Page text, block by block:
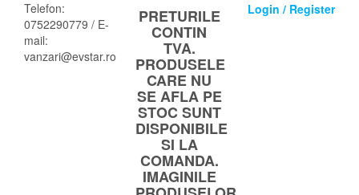
content
Telefon:
0752290779 / E-
mail:
vanzari@evstar.ro
PRETURILE
CONTIN
TVA.
PRODUSELE
CARE NU
SE AFLA PE
STOC SUNT
DISPONIBILE
SI LA
COMANDA.
IMAGINILE
Login / Register